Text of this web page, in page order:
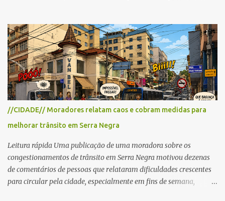
ambiental nas políticas públicas. Preservação permanente O Alto
da Serra está localizado em uma das Áreas de Preservação
Permanente no município, chamadas de APP no Código Florestal
Brasileiro, Lei nº 12.651/12. As APPS são protegidas com a função
ambiental de preservar os recursos hídricos, a paisagem, a
proteção do solo e a biodiversidade para assegurar a qualidade de
vida da população. No local já estão instaladas torres de
transmissão de televisão e telefonia celular, contêineres de uso
comercial, sanitário público, pequenas construções e uma rampa
obra? Im...
//CIDADE// Moradores relatam caos e cobram medidas para
melhorar trânsito em Serra Negra
Leitura rápida Uma publicação de uma moradora sobre os
congestionamentos de trânsito em Serra Negra motivou dezenas
de comentários de pessoas que relataram dificuldades crescentes
para circular pela cidade, especialmente em fins de semana,